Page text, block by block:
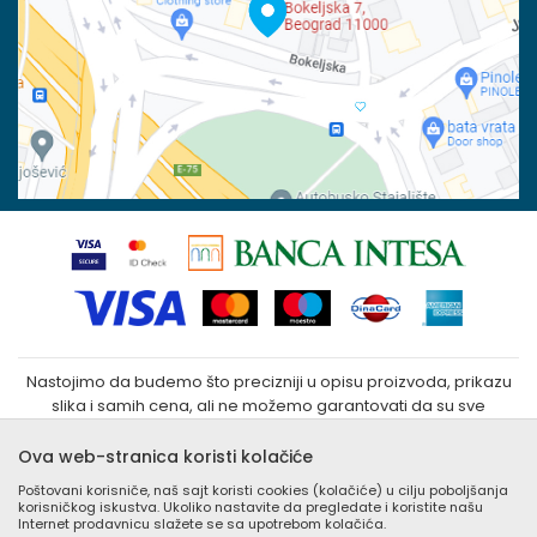
100023031
Matični broj:
07790937
Reklamacije
Povraćaj sredstava
Zamena veličine i zamena artikla za drugi
Kako kupiti
Nastojimo da budemo što precizniji u opisu proizvoda, prikazu
slika i samih cena, ali ne možemo garantovati da su sve
su deo naše ponude i ne podrazumeva da su dostupni u
besplatnim pozivom Call Centra na +381 (0) 11 405 9007 / +381
(0) 11 405 9008
Ova web-stranica koristi kolačiće
Poštovani korisniče, naš sajt koristi cookies (kolačiće) u cilju poboljšanja
korisničkog iskustva. Ukoliko nastavite da pregledate i koristite našu
Internet prodavnicu slažete se sa upotrebom kolačića.